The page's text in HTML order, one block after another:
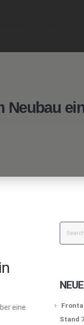
Neubau
eine
Stand